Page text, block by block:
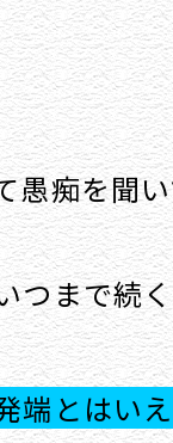
愚痴を聞
つまで続
端とはいえ